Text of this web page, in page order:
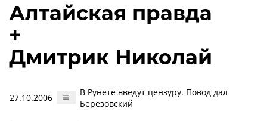
Алтайская правда
+
Дмитрик Николай
27.10.2006
В Рунете введут цензуру. Повод дал
Березовский